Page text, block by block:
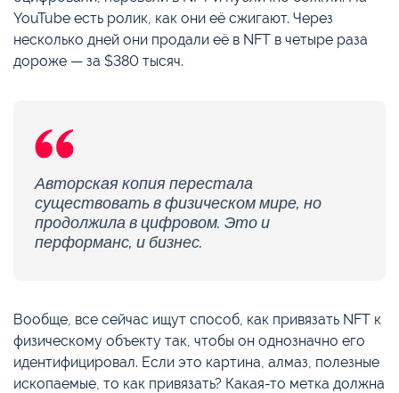
YouTube есть ролик, как они её сжигают. Через
несколько дней они продали её в NFT в четыре раза
дороже — за $380 тысяч.
Авторская копия перестала
существовать в физическом мире, но
продолжила в цифровом. Это и
перформанс, и бизнес.
Вообще, все сейчас ищут способ, как привязать NFT к
физическому объекту так, чтобы он однозначно его
идентифицировал. Если это картина, алмаз, полезные
ископаемые, то как привязать? Какая-то метка должна